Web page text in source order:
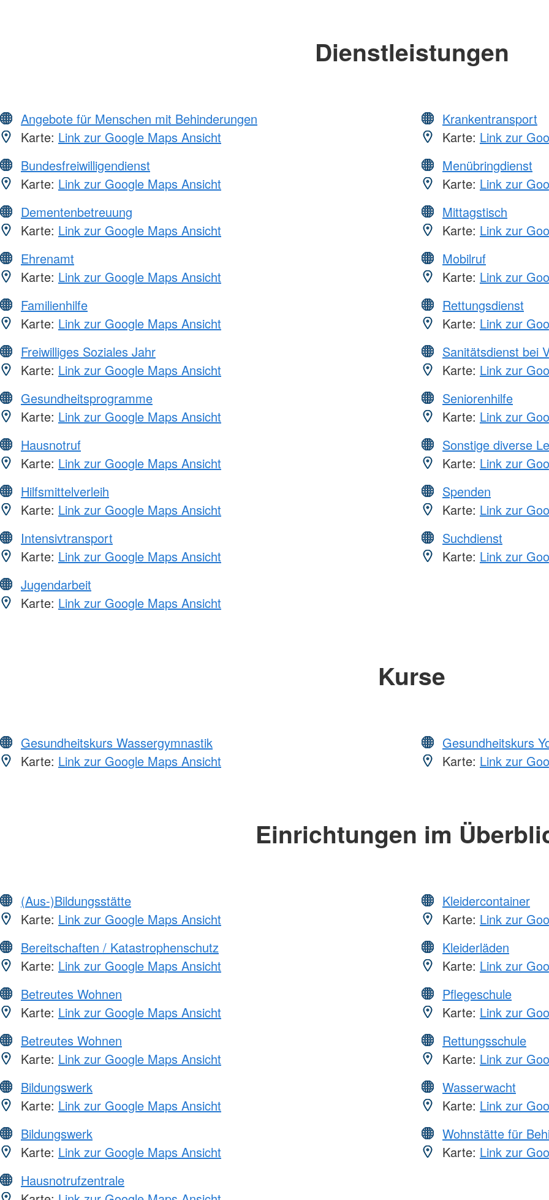
Dienstleistungen
Angebote für Menschen mit Behinderungen
Karte: Link zur Google Maps Ansicht
Bundesfreiwilligendienst
Karte: Link zur Google Maps Ansicht
Dementenbetreuung
Karte: Link zur Google Maps Ansicht
Ehrenamt
Karte: Link zur Google Maps Ansicht
Familienhilfe
Karte: Link zur Google Maps Ansicht
Freiwilliges Soziales Jahr
Karte: Link zur Google Maps Ansicht
Gesundheitsprogramme
Karte: Link zur Google Maps Ansicht
Hausnotruf
Karte: Link zur Google Maps Ansicht
Hilfsmittelverleih
Karte: Link zur Google Maps Ansicht
Intensivtransport
Karte: Link zur Google Maps Ansicht
Jugendarbeit
Karte: Link zur Google Maps Ansicht
Krankentransport
Karte: Link zur
Menübringdienst
Karte: Link zur
Mittagstisch
Karte: Link zur
Mobilruf
Karte: Link zur
Rettungsdienst
Karte: Link zur
Sanitätsdienst bei
Karte: Link zur
Seniorenhilfe
Karte: Link zur
Sonstige diverse
Karte: Link zur
Spenden
Karte: Link zur
Suchdienst
Karte: Link zur
Kurse
Gesundheitskurs Wassergymnastik
Karte: Link zur Google Maps Ansicht
Gesundheitskurs
Karte: Link zur
Einrichtungen im
(Aus-)Bildungsstätte
Karte: Link zur Google Maps Ansicht
Bereitschaften / Katastrophenschutz
Karte: Link zur Google Maps Ansicht
Betreutes Wohnen
Karte: Link zur Google Maps Ansicht
Betreutes Wohnen
Karte: Link zur Google Maps Ansicht
Bildungswerk
Karte: Link zur Google Maps Ansicht
Bildungswerk
Karte: Link zur Google Maps Ansicht
Hausnotrufzentrale
Kleidercontainer
Karte: Link zur
Kleiderläden
Karte: Link zur
Pflegeschule
Karte: Link zur
Rettungsschule
Karte: Link zur
Wasserwacht
Karte: Link zur
Wohnstätte für
Karte: Link zur